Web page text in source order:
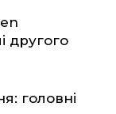
другого
головні